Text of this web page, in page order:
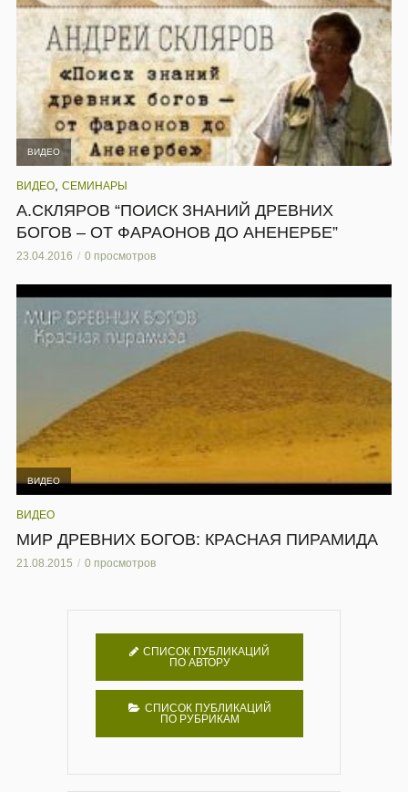
ВИДЕО
ВИДЕО СЕМИНАРЫ
А.СКЛЯРОВ “ПОИСК ЗНАНИЙ ДРЕВНИХ
БОГОВ – ОТ ФАРАОНОВ ДО АНЕНЕРБЕ”
23.04.2016 0 просмотров
ВИДЕО
ВИДЕО
МИР ДРЕВНИХ БОГОВ: КРАСНАЯ ПИРАМИДА
21.08.2015 0 просмотров
СПИСОК ПУБЛИКАЦИЙ
ПО АВТОРУ
СПИСОК ПУБЛИКАЦИЙ
ПО РУБРИКАМ